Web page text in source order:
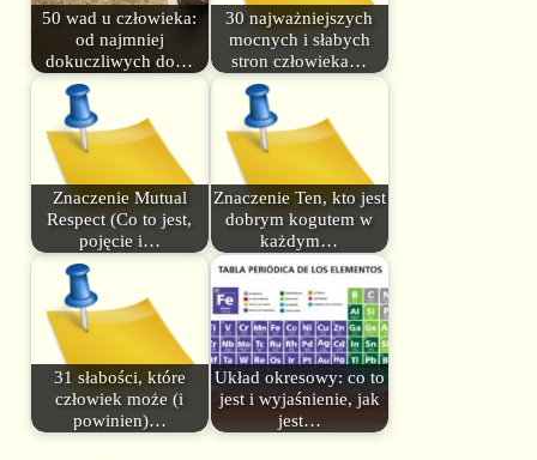
50 wad u człowieka:
od najmniej
dokuczliwych do…
30 najważniejszych
mocnych i słabych
stron człowieka…
Znaczenie Mutual
Respect (Co to jest,
pojęcie i…
Znaczenie Ten, kto jest
dobrym kogutem w
każdym…
31 słabości, które
człowiek może (i
powinien)…
Układ okresowy: co to
jest i wyjaśnienie, jak
jest…